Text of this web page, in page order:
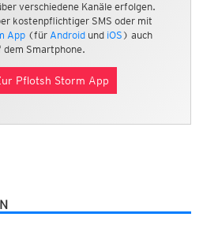
verschiedene Kanäle erfolgen.
kostenpflichtiger SMS oder mit
App (für Android und iOS ) auch
Smartphone.
Pflotsh Storm App